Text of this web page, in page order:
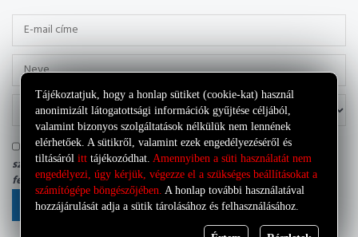
Tudomásul veszem, hogy az adatkezelő a most megadott
személyes adataimat a sajátAdatkezelési tájékoztatójának
feltételei szerint kezelheti.
FELIRATKOZÁS
Tájékoztatjuk, hogy a honlap sütiket (cookie-kat) használ
anonimizált látogatottsági információk gyűjtése céljából,
valamint bizonyos szolgáltatások nélkülük nem lennének
elérhetőek. A sütikről, valamint ezek engedélyezéséről és
tiltásáról itt tájékozódhat. Amennyiben a süti használatát nem
engedélyezi, úgy kérjük, végezze el a szükséges beállításokat a
számítógépe böngészőjében. A honlap további használatával
hozzájárulását adja a sütik tárolásához és felhasználásához.